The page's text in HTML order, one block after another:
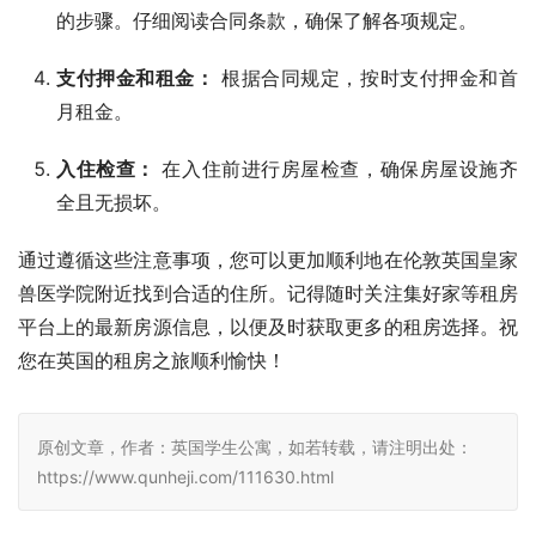
的步骤。仔细阅读合同条款，确保了解各项规定。
支付押金和租金： 根据合同规定，按时支付押金和首
月租金。
入住检查： 在入住前进行房屋检查，确保房屋设施齐
全且无损坏。
通过遵循这些注意事项，您可以更加顺利地在伦敦英国皇家
兽医学院附近找到合适的住所。记得随时关注集好家等租房
平台上的最新房源信息，以便及时获取更多的租房选择。祝
您在英国的租房之旅顺利愉快！
原创文章，作者：英国学生公寓，如若转载，请注明出处：
https://www.qunheji.com/111630.html